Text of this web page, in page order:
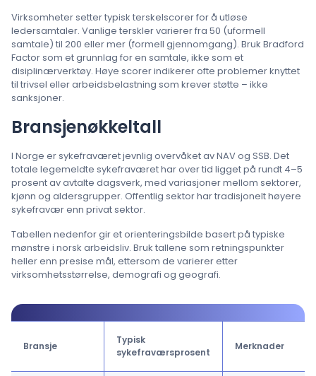
Virksomheter setter typisk terskelscorer for å utløse
ledersamtaler. Vanlige terskler varierer fra 50 (uformell
samtale) til 200 eller mer (formell gjennomgang). Bruk Bradford
Factor som et grunnlag for en samtale, ikke som et
disiplinærverktøy. Høye scorer indikerer ofte problemer knyttet
til trivsel eller arbeidsbelastning som krever støtte – ikke
sanksjoner.
Bransjenøkkeltall
I Norge er sykefraværet jevnlig overvåket av NAV og SSB. Det
totale legemeldte sykefraværet har over tid ligget på rundt 4–5
prosent av avtalte dagsverk, med variasjoner mellom sektorer,
kjønn og aldersgrupper. Offentlig sektor har tradisjonelt høyere
sykefravær enn privat sektor.
Tabellen nedenfor gir et orienteringsbilde basert på typiske
mønstre i norsk arbeidsliv. Bruk tallene som retningspunkter
heller enn presise mål, ettersom de varierer etter
virksomhetsstørrelse, demografi og geografi.
Bransje
Typisk
sykefraværsprosent
Merknader